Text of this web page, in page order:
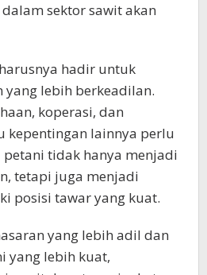
sektor sawit akan
hadir untuk
yang lebih berkeadilan.
koperasi, dan
kepentingan lainnya perlu
tidak hanya menjadi
tetapi juga menjadi
posisi tawar yang kuat.
yang lebih adil dan
yang lebih kuat,